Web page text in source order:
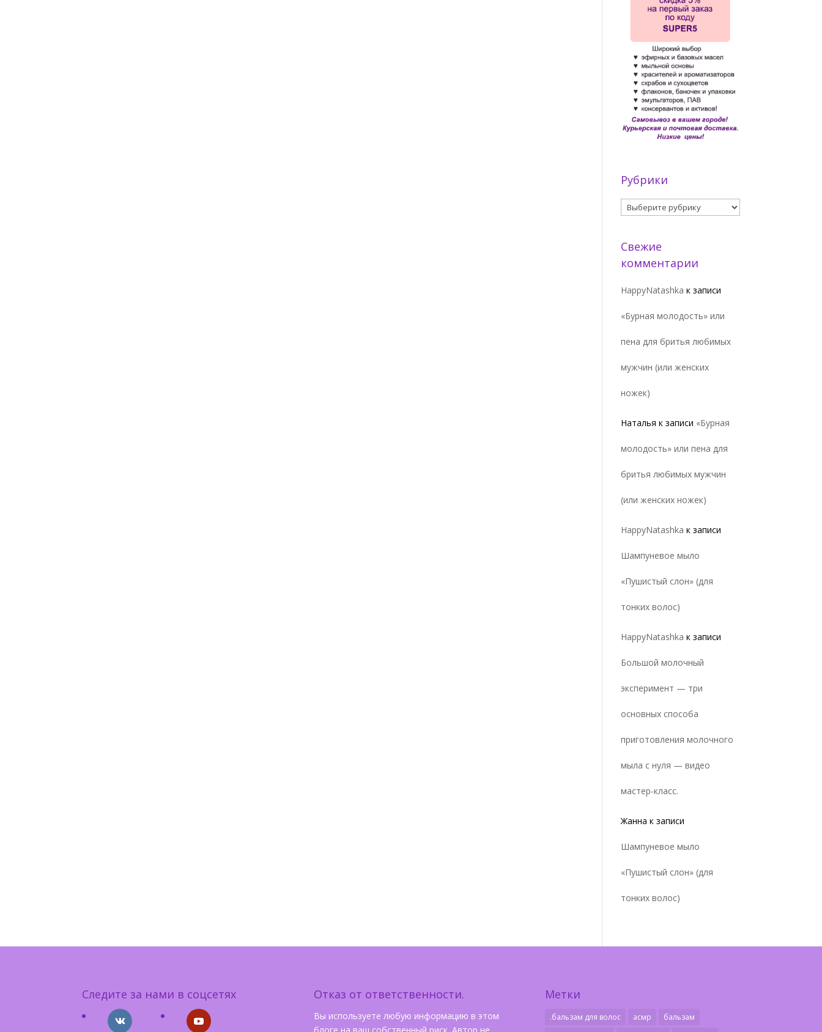
Рубрики
Рубрики
Свежие
комментарии
HappyNatashka к записи
«Бурная молодость» или
пена для бритья любимых
мужчин (или женских
ножек)
Наталья к записи «Бурная
молодость» или пена для
бритья любимых мужчин
(или женских ножек)
HappyNatashka к записи
Шампуневое мыло
«Пушистый слон» (для
тонких волос)
HappyNatashka к записи
Большой молочный
эксперимент — три
основных способа
приготовления молочного
мыла с нуля — видео
мастер-класс.
Жанна к записи
Шампуневое мыло
«Пушистый слон» (для
тонких волос)
Следите за нами в соцсетях Отказ от ответственности.
Вы используете любую информацию в этом
блоге на ваш собственный риск. Автор не
Метки
.бальзам для волос асмр
бальзам